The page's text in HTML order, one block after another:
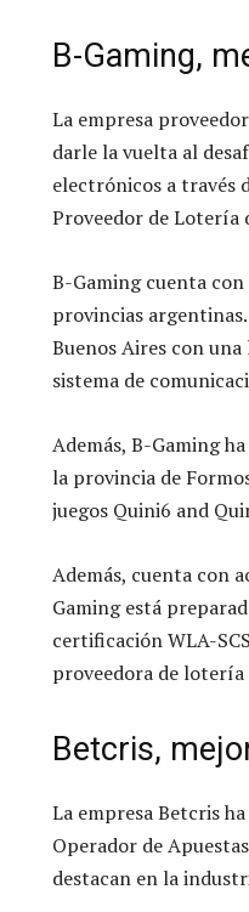
B-Gaming,
La empresa
darle la vuelta al
electrónicos a través
Proveedor de Lotería
B-Gaming cuenta
provincias
Buenos Aires con
sistema de
Además, B-Gaming
la provincia de
juegos Quini6 and
Además, cuenta con
Gaming está
certificación WLA-
proveedora de
Betcris,
La empresa Betcris
Operador de
destacan en la